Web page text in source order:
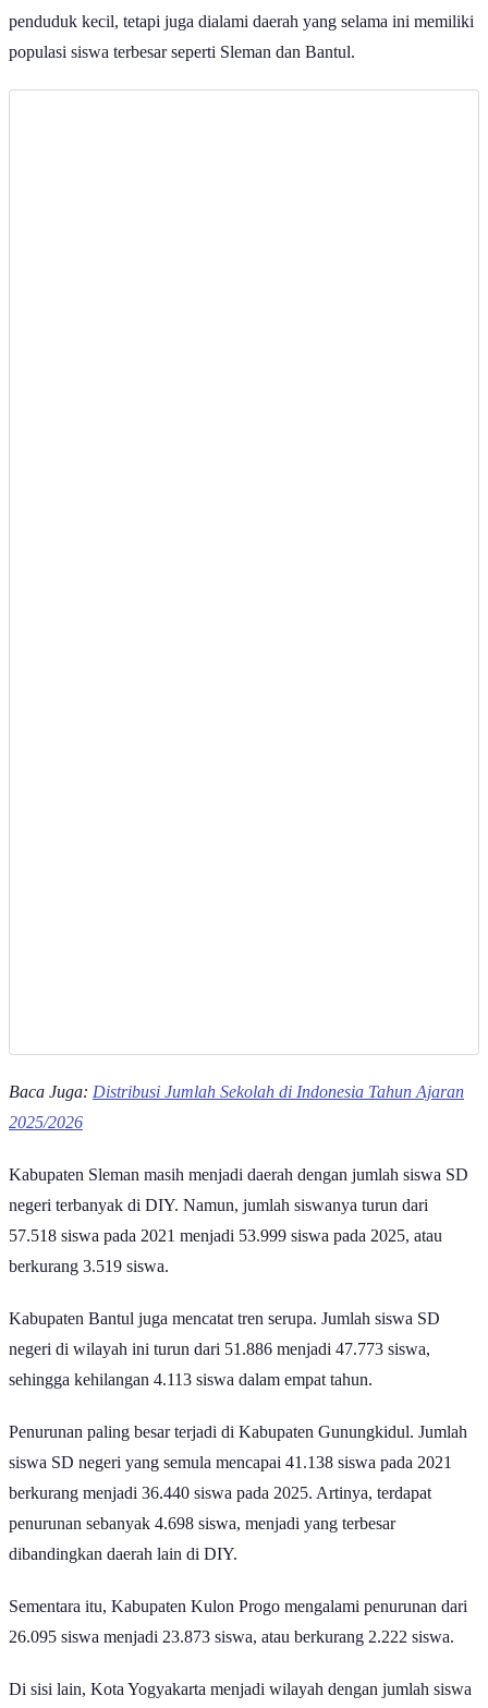
penduduk kecil, tetapi juga dialami daerah yang selama ini memiliki
populasi siswa terbesar seperti Sleman dan Bantul.
Baca Juga: Distribusi Jumlah Sekolah di Indonesia Tahun Ajaran
2025/2026
Kabupaten Sleman masih menjadi daerah dengan jumlah siswa SD
negeri terbanyak di DIY. Namun, jumlah siswanya turun dari
57.518 siswa pada 2021 menjadi 53.999 siswa pada 2025, atau
berkurang 3.519 siswa.
Kabupaten Bantul juga mencatat tren serupa. Jumlah siswa SD
negeri di wilayah ini turun dari 51.886 menjadi 47.773 siswa,
sehingga kehilangan 4.113 siswa dalam empat tahun.
Penurunan paling besar terjadi di Kabupaten Gunungkidul. Jumlah
siswa SD negeri yang semula mencapai 41.138 siswa pada 2021
berkurang menjadi 36.440 siswa pada 2025. Artinya, terdapat
penurunan sebanyak 4.698 siswa, menjadi yang terbesar
dibandingkan daerah lain di DIY.
Sementara itu, Kabupaten Kulon Progo mengalami penurunan dari
26.095 siswa menjadi 23.873 siswa, atau berkurang 2.222 siswa.
Di sisi lain, Kota Yogyakarta menjadi wilayah dengan jumlah siswa